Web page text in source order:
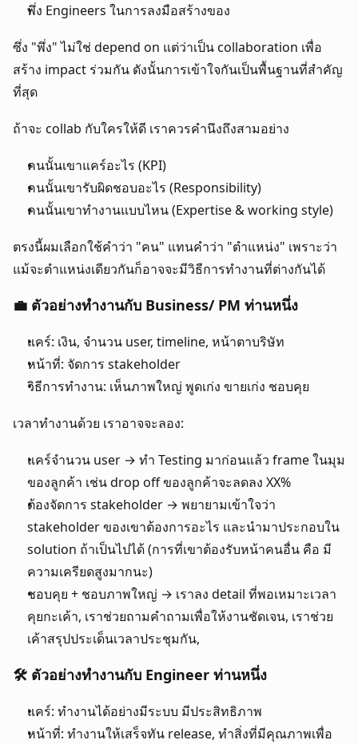
พึ่ง Engineers ในการลงมือสร้างของ
ซึ่ง "พึ่ง" ไม่ใช่ depend on แต่ว่าเป็น collaboration เพื่อ
สร้าง impact ร่วมกัน ดังนั้นการเข้าใจกันเป็นพื้นฐานที่สำคัญ
ที่สุด
ถ้าจะ collab กับใครให้ดี เราควรคำนึงถึงสามอย่าง
คนนั้นเขาแคร์อะไร (KPI)
คนนั้นเขารับผิดชอบอะไร (Responsibility)
คนนั้นเขาทำงานแบบไหน (Expertise & working style)
ตรงนี้ผมเลือกใช้คำว่า "คน" แทนคำว่า "ตำแหน่ง" เพราะว่า
แม้จะตำแหน่งเดียวกันก็อาจจะมีวิธีการทำงานที่ต่างกันได้
💼 ตัวอย่างทำงานกับ Business/ PM ท่านหนึ่ง
แคร์: เงิน, จำนวน user, timeline, หน้าตาบริษัท
หน้าที่: จัดการ stakeholder
วิธีการทำงาน: เห็นภาพใหญ่ พูดเก่ง ขายเก่ง ชอบคุย
เวลาทำงานด้วย เราอาจจะลอง:
แคร์จำนวน user → ทำ Testing มาก่อนแล้ว frame ในมุม
ของลูกค้า เช่น drop off ของลูกค้าจะลดลง XX%
ต้องจัดการ stakeholder → พยายามเข้าใจว่า
stakeholder ของเขาต้องการอะไร และนำมาประกอบใน
solution ถ้าเป็นไปได้ (การที่เขาต้องรับหน้าคนอื่น คือ มี
ความเครียดสูงมากนะ)
ชอบคุย + ชอบภาพใหญ่ → เราลง detail ที่พอเหมาะเวลา
คุยกะเค้า, เราช่วยถามคำถามเพื่อให้งานชัดเจน, เราช่วย
เค้าสรุปประเด็นเวลาประชุมกัน,
🛠 ตัวอย่างทำงานกับ Engineer ท่านหนึ่ง
แคร์: ทำงานได้อย่างมีระบบ มีประสิทธิภาพ
หน้าที่: ทำงานให้เสร็จทัน release, ทำสิ่งที่มีคุณภาพเพื่อ